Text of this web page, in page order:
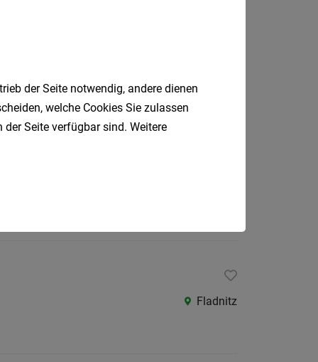
Fladnitz
der Seite notwendig, andere dienen
welche Cookies Sie zulassen
Seite verfügbar sind. Weitere